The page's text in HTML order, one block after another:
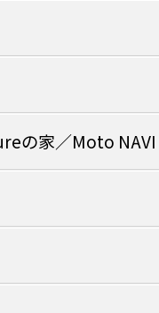
の家／Moto NAVI